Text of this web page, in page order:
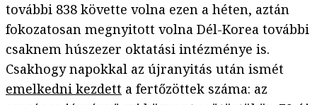
további 838 követte volna ezen a héten, aztán
fokozatosan megnyitott volna Dél-Korea további
csaknem húszezer oktatási intézménye is.
Csakhogy napokkal az újranyitás után ismét
emelkedni kezdett a fertőzöttek száma: az